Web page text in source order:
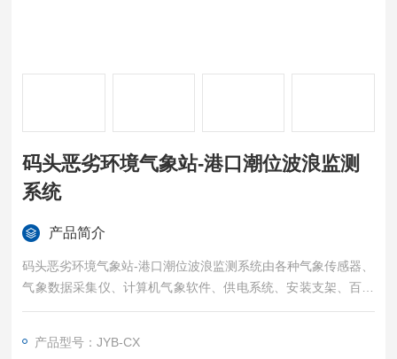
码头恶劣环境气象站-港口潮位波浪监测
系统
产品简介
码头恶劣环境气象站-港口潮位波浪监测系统由各种气象传感器、
气象数据采集仪、计算机气象软件、供电系统、安装支架、百叶
箱等部分组成.存储功能：前端设备具备海量存储功能，信息掉电
数据可以自动生成曲线及报表，便于进行趋势分析！
产品型号：JYB-CX